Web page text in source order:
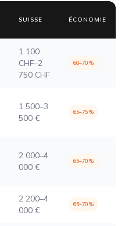
SUISSE ÉCONOMIE
1 100
CHF–2
750 CHF
60–70 %
1 500–3
500 €
65–75 %
2 000–4
000 €
65–70 %
2 200–4
000 €
65–70 %